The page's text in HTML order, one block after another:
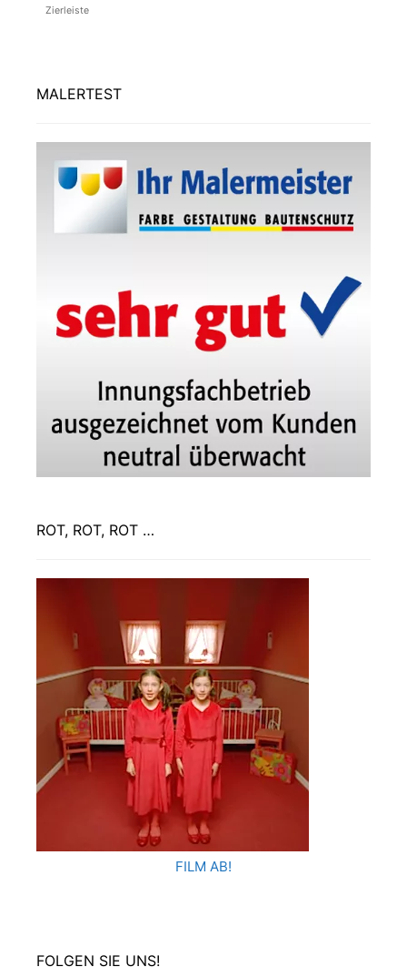
Zierleiste
MALERTEST
ROT, ROT, ROT …
FILM AB!
FOLGEN SIE UNS!